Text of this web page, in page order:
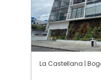
La Castellana |